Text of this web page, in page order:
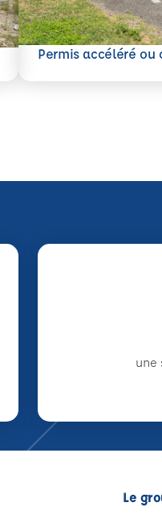
Permis accéléré ou
En savoir plus
une
Le